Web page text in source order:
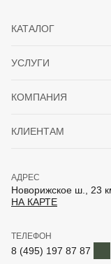
КАТАЛОГ
УСЛУГИ
КОМПАНИЯ
КЛИЕНТАМ
АДРЕС
Новорижское ш., 23
НА КАРТЕ
ТЕЛЕФОН
8 (495) 197 87 87